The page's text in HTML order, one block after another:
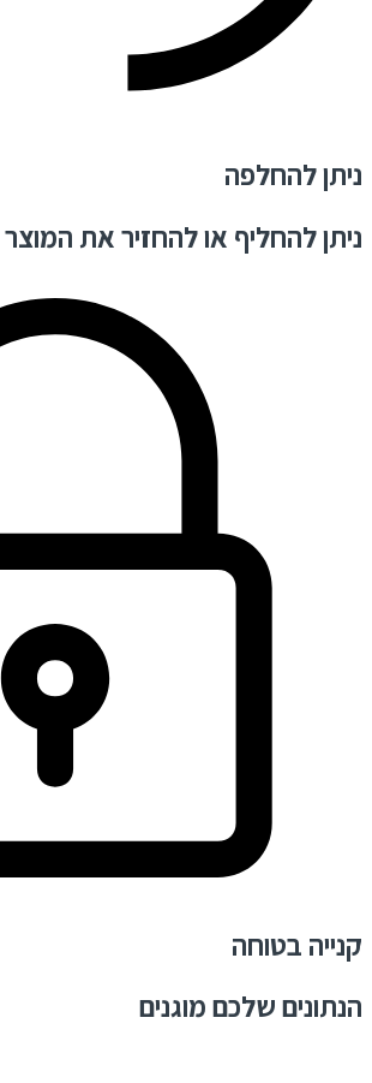
ניתן להחלפה
ניתן להחליף או להחזיר את המוצר
קנייה בטוחה
הנתונים שלכם מוגנים